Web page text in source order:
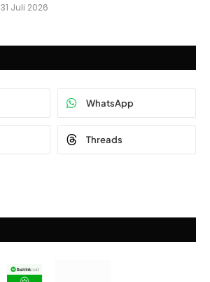
31 Juli 2026
WhatsApp
Threads